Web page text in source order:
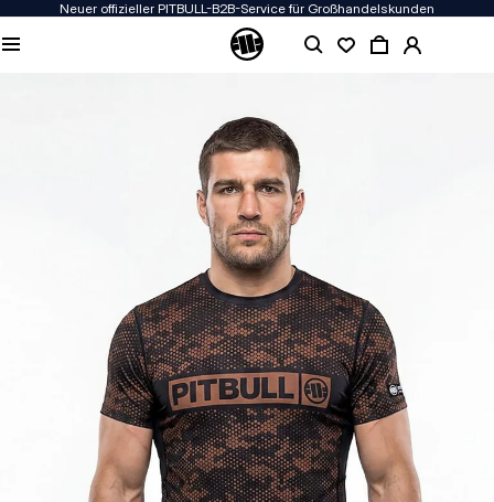
Neuer offizieller PITBULL-B2B-Service für Großhandelskunden